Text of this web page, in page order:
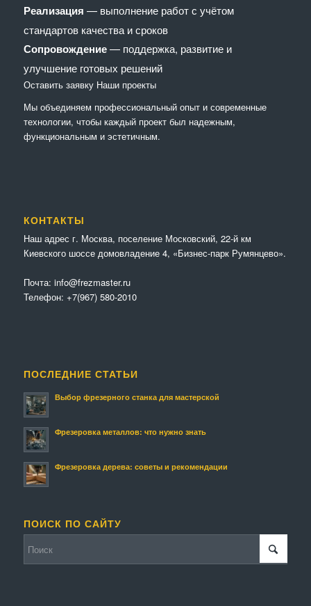
Реализация — выполнение работ с учётом
стандартов качества и сроков
Сопровождение— поддержка, развитие и
улучшение готовых решений
Оставить заявку Наши проекты
Мы объединяем профессиональный опыт и современные
технологии, чтобы каждый проект был надежным,
функциональным и эстетичным.
КОНТАКТЫ
Наш адрес г. Москва, поселение Московский, 22-й км
Киевского шоссе домовладение 4, «Бизнес-парк Румянцево».
Почта: info@frezmaster.ru
Телефон: +7(967) 580-2010
ПОСЛЕДНИЕ СТАТЬИ
Выбор фрезерного станка для мастерской
Фрезеровка металлов: что нужно знать
Фрезеровка дерева: советы и рекомендации
ПОИСК ПО САЙТУ